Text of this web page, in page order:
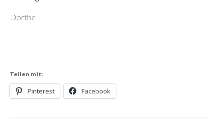
Dörthe
Teilen mit:
Pinterest Facebook